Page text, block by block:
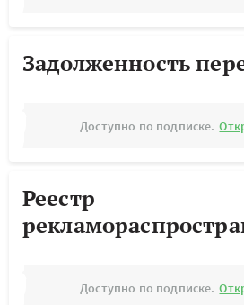
Задолженность
Доступно по подписке.
Реестр
Доступно по подписке.